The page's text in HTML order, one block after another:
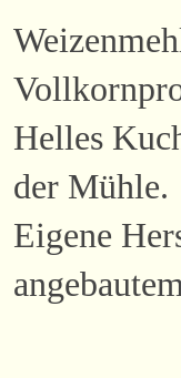
Helles
der Mühle.
Eigene